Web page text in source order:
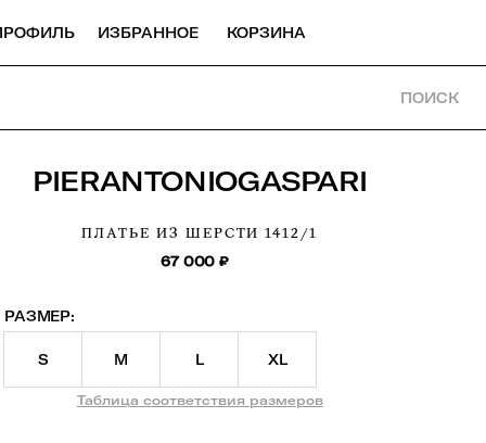
ИЗБРАННОЕ КОРЗИНА
ПОИСК
PIERANTONIOGASPARI
ПЛАТЬЕ ИЗ ШЕРСТИ 1412/1
67 000 ₽
РАЗМЕР:
S M L XL
Таблица соответствия размеров